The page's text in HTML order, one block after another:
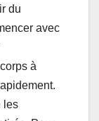
du
avec
à
les